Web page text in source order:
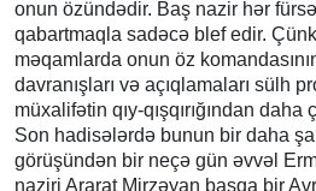
onun özündədir. Baş nazir hər
qabartmaqla sadəcə blef edir.
məqamlarda onun öz
davranışları və açıqlamaları sülh
müxalifətin qıy-qışqırığından daha
Son hadisələrdə bunun bir daha
görüşündən bir neçə gün əvvəl
naziri Ararat Mirzəyan başqa bir